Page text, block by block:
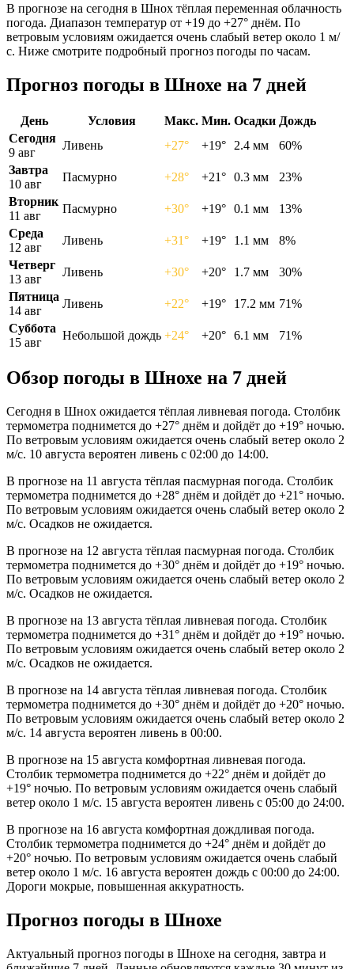
В прогнозе на сегодня в Шнох тёплая переменная облачность
погода. Диапазон температур от +19 до +27° днём. По
ветровым условиям ожидается очень слабый ветер около 1 м/
с. Ниже смотрите подробный прогноз погоды по часам.
Прогноз погоды в Шнохе на 7 дней
День Условия Макс. Мин. Осадки Дождь
Сегодня
9 авг
Ливень +27° +19° 2.4 мм
60%
Завтра
10 авг
Пасмурно +28° +21° 0.3 мм
23%
Вторник
11 авг
Пасмурно +30° +19° 0.1 мм
13%
Среда
12 авг
Ливень +31° +19° 1.1 мм
8%
Четверг
13 авг
Ливень +30° +20° 1.7 мм
30%
Пятница
14 авг
Ливень +22° +19° 17.2 мм 71%
Суббота
15 авг
Небольшой дождь +24° +20° 6.1 мм 71%
Обзор погоды в Шнохе на 7 дней
Сегодня в Шнох ожидается тёплая ливневая погода. Столбик
термометра поднимется до +27° днём и дойдёт до +19° ночью.
По ветровым условиям ожидается очень слабый ветер около 2
м/с. 10 августа вероятен ливень с 02:00 до 14:00.
В прогнозе на 11 августа тёплая пасмурная погода. Столбик
термометра поднимется до +28° днём и дойдёт до +21° ночью.
По ветровым условиям ожидается очень слабый ветер около 2
м/с. Осадков не ожидается.
В прогнозе на 12 августа тёплая пасмурная погода. Столбик
термометра поднимется до +30° днём и дойдёт до +19° ночью.
По ветровым условиям ожидается очень слабый ветер около 2
м/с. Осадков не ожидается.
В прогнозе на 13 августа тёплая ливневая погода. Столбик
термометра поднимется до +31° днём и дойдёт до +19° ночью.
По ветровым условиям ожидается очень слабый ветер около 2
м/с. Осадков не ожидается.
В прогнозе на 14 августа тёплая ливневая погода. Столбик
термометра поднимется до +30° днём и дойдёт до +20° ночью.
По ветровым условиям ожидается очень слабый ветер около 2
м/с. 14 августа вероятен ливень в 00:00.
В прогнозе на 15 августа комфортная ливневая погода.
Столбик термометра поднимется до +22° днём и дойдёт до
+19° ночью. По ветровым условиям ожидается очень слабый
ветер около 1 м/с. 15 августа вероятен ливень с 05:00 до 24:00.
В прогнозе на 16 августа комфортная дождливая погода.
Столбик термометра поднимется до +24° днём и дойдёт до
+20° ночью. По ветровым условиям ожидается очень слабый
ветер около 1 м/с. 16 августа вероятен дождь с 00:00 до 24:00.
Дороги мокрые, повышенная аккуратность.
Прогноз погоды в Шнохе
Актуальный прогноз погоды в Шнохе на сегодня, завтра и